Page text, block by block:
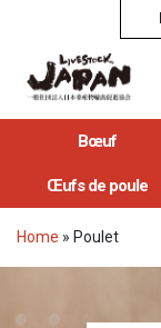
Bœuf
Œufs de poule
Home » Poulet